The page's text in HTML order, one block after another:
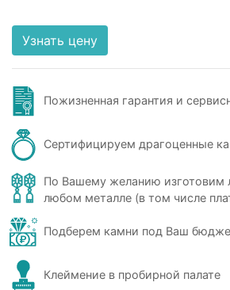
Узнать цену
Пожизненная гарантия и
Сертифицируем драгоценные
По Вашему желанию изготовим
любом металле (в том числе
Подберем камни под Ваш
Клеймение в пробирной палате